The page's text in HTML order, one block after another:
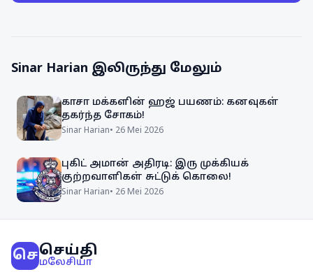
Sinar Harian இலிருந்து மேலும்
காசா மக்களின் ஹஜ் பயணம்: கனவுகள்
தகர்ந்த சோகம்!
Sinar Harian• 26 Mei 2026
புகிட் அமான் அதிரடி: இரு முக்கியக்
குற்றவாளிகள் சுட்டுக் கொலை!
Sinar Harian• 26 Mei 2026
செசெய்தி
மலேசியா